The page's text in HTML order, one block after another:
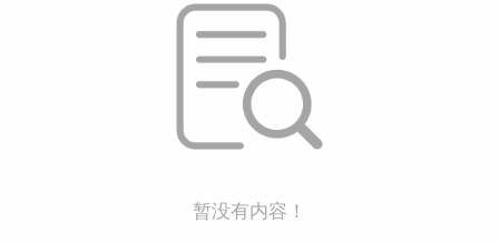
暂没有内容！